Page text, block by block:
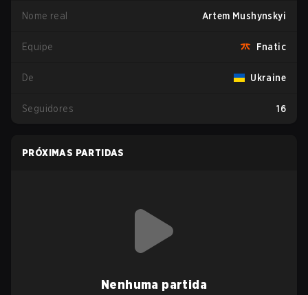
Nome real Artem Mushynskyi
Equipe Fnatic
De Ukraine
Seguidores 16
PRÓXIMAS PARTIDAS
Nenhuma partida